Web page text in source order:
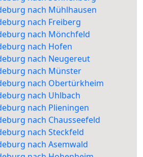
nach Mühlhausen
nach Freiberg
nach Mönchfeld
nach Hofen
nach Neugereut
nach Münster
nach Obertürkheim
nach Uhlbach
nach Plieningen
nach Chausseefeld
nach Steckfeld
nach Asemwald